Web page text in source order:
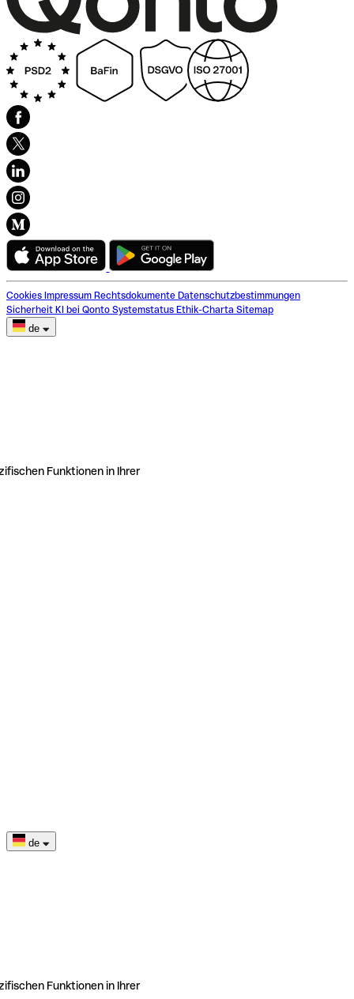
Cookies Impressum Rechtsdokumente Datenschutzbestimmungen
Sicherheit KI bei Qonto Systemstatus Ethik-Charta Sitemap
de
Funktionen in Ihrer
de
Funktionen in Ihrer